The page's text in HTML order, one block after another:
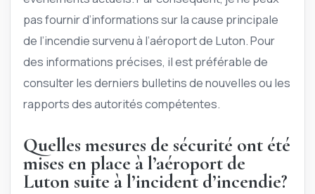
pas fournir d’informations sur la cause principale
de l’incendie survenu à l’aéroport de Luton. Pour
des informations précises, il est préférable de
consulter les derniers bulletins de nouvelles ou les
rapports des autorités compétentes.
Quelles mesures de sécurité ont été
mises en place à l’aéroport de
Luton suite à l’incident d’incendie?